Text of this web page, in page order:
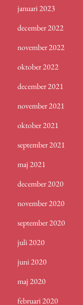
januari 2023
december 2022
november 2022
oktober 2022
december 2021
november 2021
oktober 2021
september 2021
maj 2021
december 2020
november 2020
september 2020
juli 2020
juni 2020
maj 2020
februari 2020